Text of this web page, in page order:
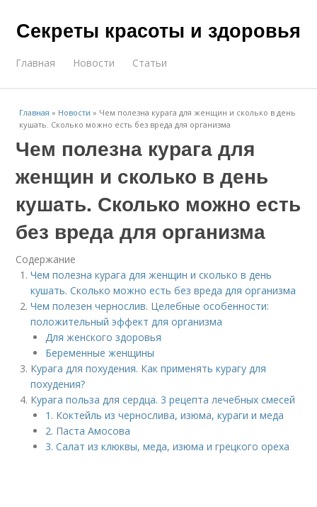
Секреты красоты и здоровья
Главная Новости Статьи
Главная » Новости » Чем полезна курага для женщин и сколько в день
кушать. Сколько можно есть без вреда для организма
Чем полезна курага для
женщин и сколько в день
кушать. Сколько можно есть
без вреда для организма
Содержание
Чем полезна курага для женщин и сколько в день
кушать. Сколько можно есть без вреда для организма
Чем полезен чернослив. Целебные особенности:
положительный эффект для организма
Для женского здоровья
Беременные женщины
Курага для похудения. Как применять курагу для
похудения?
Курага польза для сердца. 3 рецепта лечебных смесей
1. Коктейль из чернослива, изюма, кураги и меда
2. Паста Амосова
3. Салат из клюквы, меда, изюма и грецкого ореха